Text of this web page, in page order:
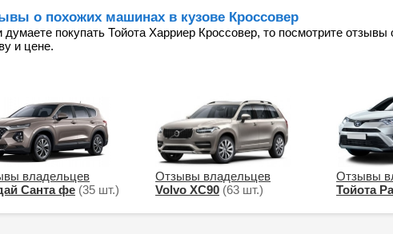
о похожих машинах в кузове Кроссовер
думаете покупать Тойота Харриер Кроссовер, то посмотрите
и цене.
владельцев
Санта фе (35 шт.)
Отзывы владельцев
Volvo XC90 (63 шт.)
Отзывы
Тойота